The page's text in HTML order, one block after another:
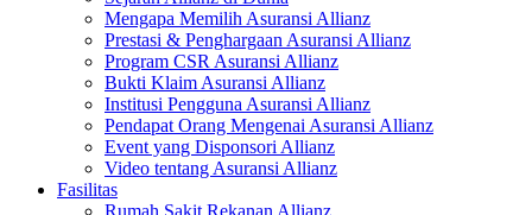
Mengapa Memilih Asuransi Allianz
Prestasi & Penghargaan Asuransi Allianz
Program CSR Asuransi Allianz
Bukti Klaim Asuransi Allianz
Institusi Pengguna Asuransi Allianz
Pendapat Orang Mengenai Asuransi Allianz
Event yang Disponsori Allianz
Video tentang Asuransi Allianz
Fasilitas
Rumah Sakit Rekanan Allianz